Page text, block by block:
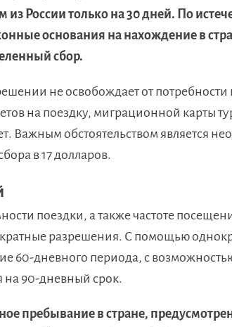
из России только на 30 дней. По
основания на нахождение в
сбор.
не освобождает от
на поездку, миграционной карты
Важным обстоятельством является
в 17 долларов.
поездки, а также частоте
разрешения. С помощью
60-дневного периода, с
на 90-дневный срок.
пребывание в стране,